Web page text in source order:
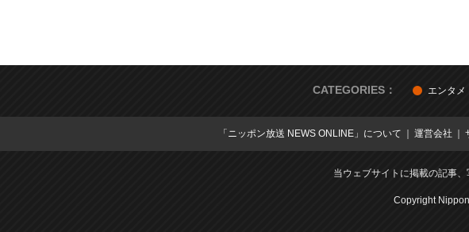
CATEGORIES： エンタメ
「ニッポン放送 NEWS ONLINE」について 運営会社
当ウェブサイトに掲載の記事
Copyright